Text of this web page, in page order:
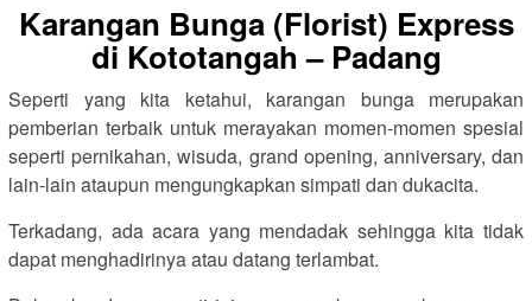
Karangan Bunga (Florist) Express
di Kototangah – Padang
Seperti yang kita ketahui, karangan bunga merupakan
pemberian terbaik untuk merayakan momen-momen spesial
seperti pernikahan, wisuda, grand opening, anniversary, dan
lain-lain ataupun mengungkapkan simpati dan dukacita.
Terkadang, ada acara yang mendadak sehingga kita tidak
dapat menghadirinya atau datang terlambat.